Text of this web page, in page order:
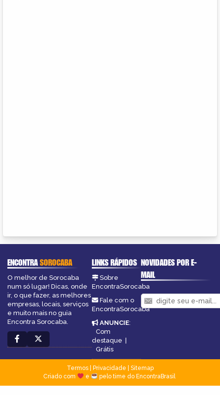
ENCONTRASOROCABA
O melhor de Sorocaba
num só lugar! Dicas, onde
ir, o que fazer, as melhores
empresas, locais, serviços
e muito mais no guia
Encontra Sorocaba.
LINKS RÁPIDOS
Sobre
EncontraSorocaba
Fale com o
EncontraSorocaba
ANUNCIE:
Com
destaque |
Grátis
NOVIDADES POR E-
MAIL
Termos| Privacidade
Sitemap
Criado com
e pelo time do EncontraBrasil